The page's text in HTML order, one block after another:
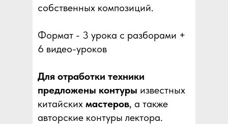
собственных композиций.
Формат - 3 урока с разборами +
6 видео-уроков
Для отработки техники
предложены контуры известных
китайских мастеров, а также
авторские контуры лектора.